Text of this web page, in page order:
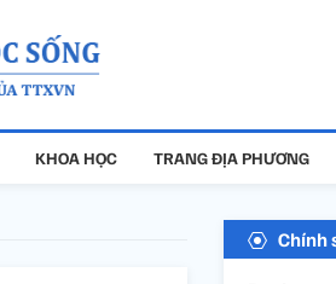
KHOA HỌC TRANG ĐỊA PHƯƠNG
Chính